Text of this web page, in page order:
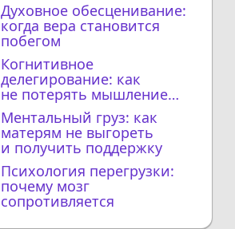
Духовное обесценивание:
когда вера становится
побегом
Когнитивное
делегирование: как
не потерять мышление
с ИИ
Ментальный груз: как
матерям не выгореть
и получить поддержку
Психология перегрузки:
почему мозг
сопротивляется